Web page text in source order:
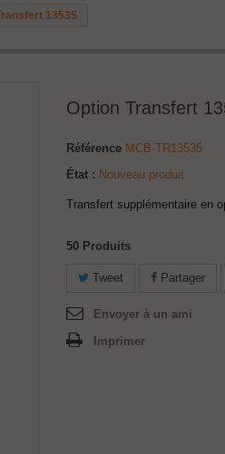
13535
Option Transfert
Référence MCB-TR13535
État : Nouveau produit
Transfert supplémentaire en
50 Produits
Tweet Partager
Envoyer à un ami
Imprimer